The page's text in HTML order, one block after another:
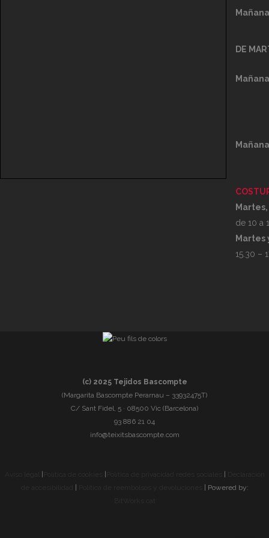
DE
de 10 a
Martes
15.30 –
(c) 2025 Tejidos Bascompte
(Margarita Bascompte Perarnau – 33932475T)
C/ Sant Fidel, 5 · 08500 Vic (Barcelona)
93 886 21 04
info@teixitsbascompte.com
| | |
|
| Powered by: